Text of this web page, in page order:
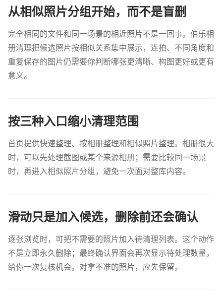
从相似照片分组开始，而不是盲删
完全相同的文件和同一场景的相近照片不是一回事。伯乐相
册清理把候选照片按相似关系集中展示，连拍、不同角度和
重复保存的图片仍需要你判断哪张更清晰、构图更好或更有
意义。
按三种入口缩小清理范围
首页提供快速整理、按相册整理和相似照片整理。相册很大
时，可以先处理截图或某个来源相册；需要比较同一场景
时，再进入相似照片分组，避免一次面对整库内容。
滑动只是加入候选，删除前还会确认
逐张浏览时，可把不需要的照片加入待清理列表。这个动作
不是立即永久删除；最终确认界面会再次显示待处理数量，
给你一次复核机会。对拿不准的照片，应先保留。